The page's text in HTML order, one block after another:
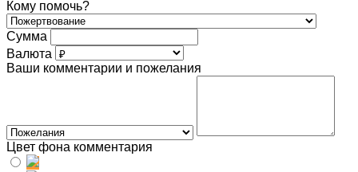
Кому помочь?
Сумма
Валюта
Ваши комментарии и пожелания
Цвет фона комментария